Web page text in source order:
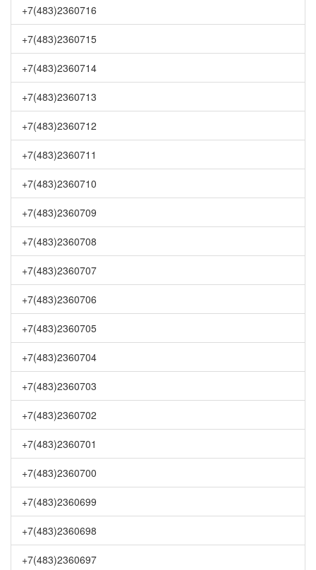
+7(483)2360716
+7(483)2360715
+7(483)2360714
+7(483)2360713
+7(483)2360712
+7(483)2360711
+7(483)2360710
+7(483)2360709
+7(483)2360708
+7(483)2360707
+7(483)2360706
+7(483)2360705
+7(483)2360704
+7(483)2360703
+7(483)2360702
+7(483)2360701
+7(483)2360700
+7(483)2360699
+7(483)2360698
+7(483)2360697